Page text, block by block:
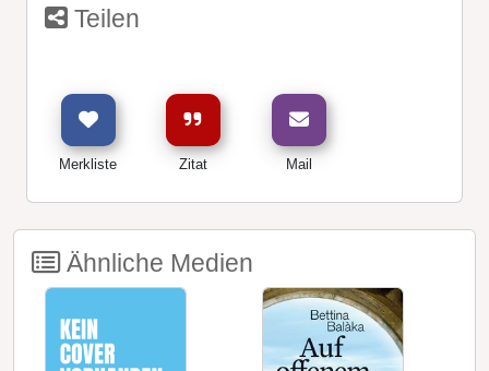
Teilen
Merkliste Zitat Mail
Ähnliche Medien